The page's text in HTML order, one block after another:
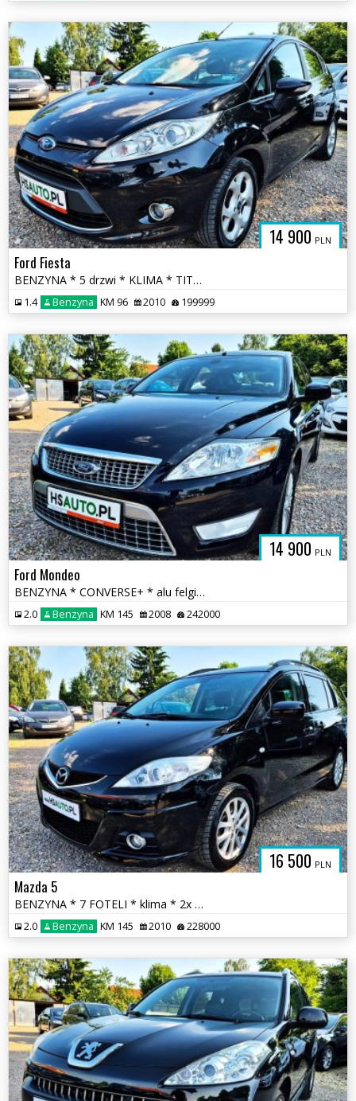
14 900 PLN
Ford Fiesta
BENZYNA * 5 drzwi * KLIMA * TITANIUM * super * okazja * polecamy
1.4 Benzyna KM 96 2010 199999
14 900 PLN
Ford Mondeo
BENZYNA * CONVERSE+ * alu felgi * KLIMA * super * okazja
2.0 Benzyna KM 145 2008 242000
16 500 PLN
Mazda 5
BENZYNA * 7 FOTELI * klima * 2x drzwi przesuwne * SUPER * OKAZJA
2.0 Benzyna KM 145 2010 228000